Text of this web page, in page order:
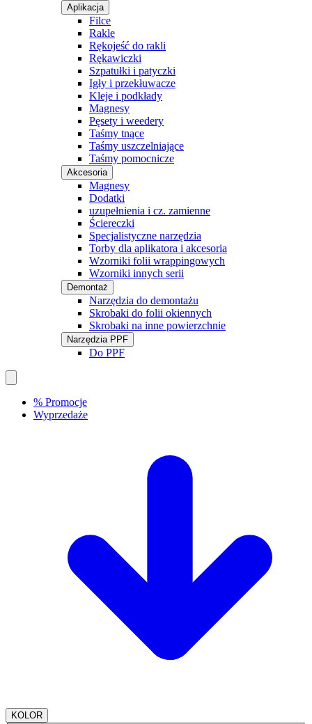
Aplikacja
Filce
Rakle
Rękojeść do rakli
Rękawiczki
Szpatułki i patyczki
Igły i przekłuwacze
Kleje i podkłady
Magnesy
Pęsety i weedery
Taśmy tnące
Taśmy uszczelniające
Taśmy pomocnicze
Akcesoria
Magnesy
Dodatki
uzupełnienia i cz. zamienne
Ściereczki
Specjalistyczne narzędzia
Torby dla aplikatora i akcesoria
Wzorniki folii wrappingowych
Wzorniki innych serii
Demontaż
Narzędzia do demontażu
Skrobaki do folii okiennych
Skrobaki na inne powierzchnie
Narzędzia PPF
Do PPF
% Promocje
Wyprzedaże
KOLOR